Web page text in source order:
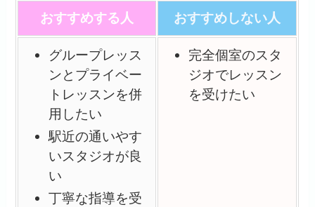
おすすめする人 おすすめしない人
グループレッス
ンとプライベー
トレッスンを併
用したい
駅近の通いやす
いスタジオが良
い
丁寧な指導を受
完全個室のスタ
ジオでレッスン
を受けたい